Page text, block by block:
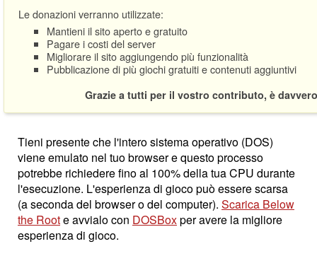
Le donazioni verranno utilizzate:
Mantieni il sito aperto e gratuito
Pagare i costi del server
Migliorare il sito aggiungendo più funzionalità
Pubblicazione di più giochi gratuiti e contenuti aggiuntivi
Grazie a tutti per il vostro contributo, è
Tieni presente che l'intero sistema operativo (DOS)
viene emulato nel tuo browser e questo processo
potrebbe richiedere fino al 100% della tua CPU durante
l'esecuzione. L'esperienza di gioco può essere scarsa
(a seconda del browser o del computer). Scarica Below
the Roote avvialo con DOSBoxper avere la migliore
esperienza di gioco.